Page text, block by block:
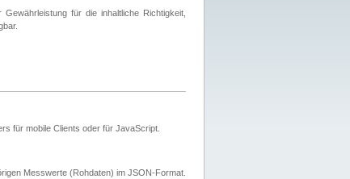
für die inhaltliche Richtigkeit,
für mobile Clients oder für JavaScript.
Messwerte (Rohdaten) im JSON-Format.